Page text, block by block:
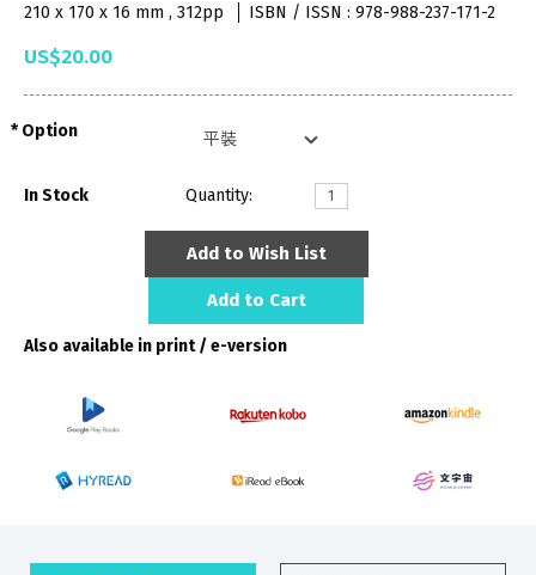
210 x 170 x 16 mm , 312pp
ISBN / ISSN : 978-988-237-171-2
US$20.00
Option
In Stock Quantity:
Add to Wish List
Add to Cart
Also available in print / e-version